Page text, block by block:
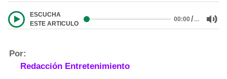
ESCUCHA
ESTE ARTICULO
00:00/…
Por:
Redacción Entretenimiento